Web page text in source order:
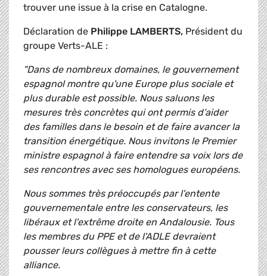
trouver une issue à la crise en Catalogne.
Déclaration de Philippe LAMBERTS, Président du
groupe Verts-ALE :
"Dans de nombreux domaines, le gouvernement
espagnol montre qu'une Europe plus sociale et
plus durable est possible. Nous saluons les
mesures très concrètes qui ont permis d’aider
des familles dans le besoin et de faire avancer la
transition énergétique. Nous invitons le Premier
ministre espagnol à faire entendre sa voix lors de
ses rencontres avec ses homologues européens.
Nous sommes très préoccupés par l'entente
gouvernementale entre les conservateurs, les
libéraux et l'extrême droite en Andalousie. Tous
les membres du PPE et de l'ADLE devraient
pousser leurs collègues à mettre fin à cette
alliance.